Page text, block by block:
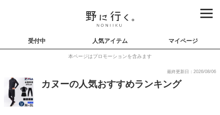
受付中 人気アイテム マイページ
本ページはプロモーションを含みます
最終更新日：2026/08/06
カヌーの人気おすすめランキング